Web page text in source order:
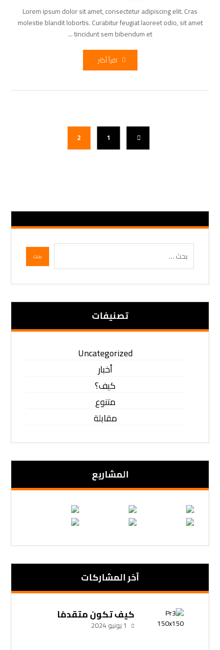
Lorem ipsum dolor sit amet, consectetur adipiscing elit. Cras
molestie blandit lobortis. Curabitur feugiat laoreet odio, sit amet
tincidunt sem bibendum et ...
اقرأ أكثر
1
2
تصنيفات
Uncategorized
أخبار
كيف؟
متنوع
مقابلة
المشاریع
آخر المشاركات
كيف تكون متقدمًا
1 يونيو 2024